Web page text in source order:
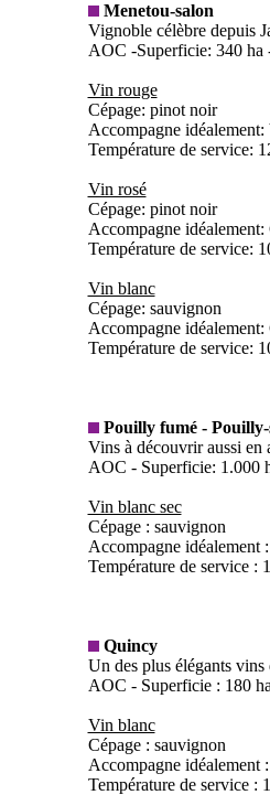
Menetou-salon
Vignoble célèbre depuis
AOC -Superficie: 340 ha
Vin rouge
Cépage: pinot noir
Accompagne
Température de service:
Vin rosé
Cépage: pinot noir
Accompagne idéalement:
Température de service:
Vin blanc
Cépage: sauvignon
Accompagne idéalement:
Température de service:
Pouilly fumé -
Vins à découvrir aussi en
AOC - Superficie: 1.000
Vin blanc sec
Cépage : sauvignon
Accompagne idéalement
Température de service :
Quincy
Un des plus élégants vins
AOC - Superficie : 180
Vin blanc
Cépage : sauvignon
Accompagne idéalement
Température de service :